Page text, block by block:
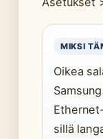
MIKSI
Oikea
sillä